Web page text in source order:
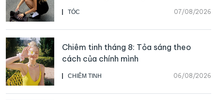
TÓC 07/08/2026
CHIÊM TINH 06/08/2026
Chiêm tinh tháng 8: Tỏa sáng theo
cách của chính mình